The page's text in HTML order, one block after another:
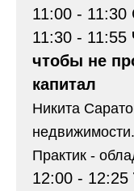
11:00 - 11:30
11:30 - 11:55
чтобы не
капитал
Никита
Практик -
12:00 - 12:25